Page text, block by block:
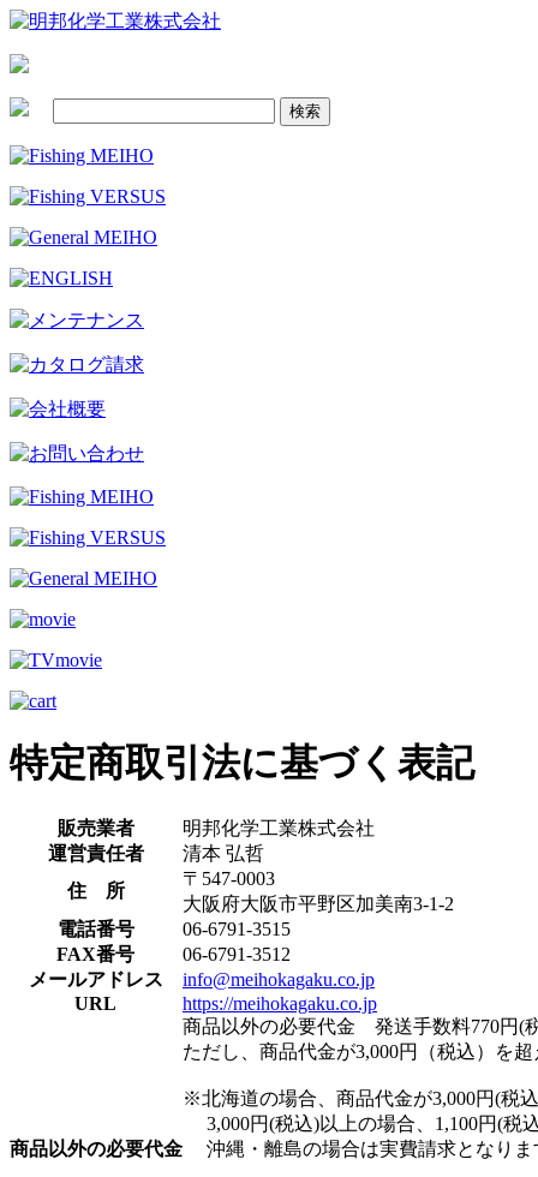
特定商取引法に基づく表記
販売業者
明邦化学工業株式会社
運営責任者
清本 弘哲
住 所
〒547-0003
大阪府大阪市平野区加美南3-1-2
電話番号
06-6791-3515
FAX番号
06-6791-3512
メールアドレス
info@meihokagaku.co.jp
URL
https://meihokagaku.co.jp
商品以外の必要代金
商品以外の必要代金 発送手数料770円(
ただし、商品代金が3,000円（税込）を
※北海道の場合、商品代金が3,000円(税
3,000円(税込)以上の場合、1,100円(税
沖縄・離島の場合は実費請求となりま